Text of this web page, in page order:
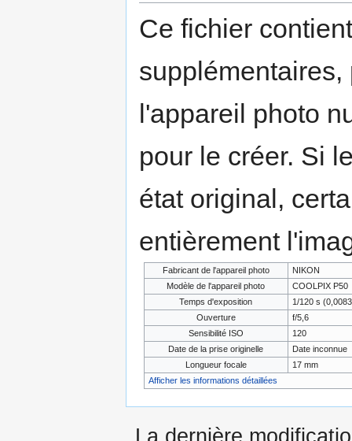
Ce fichier
l'appareil photo
pour le créer. Si
état original,
entièrement
Fabricant de l'appareil photo
NIKON
Modèle de l'appareil photo
COOLPIX P50
Temps d'exposition
1/120 s
Ouverture
f/5,6
Sensibilité ISO
120
Date de la prise originelle
Date inconnue
Longueur focale
17 mm
Afficher les informations détaillées
La dernière